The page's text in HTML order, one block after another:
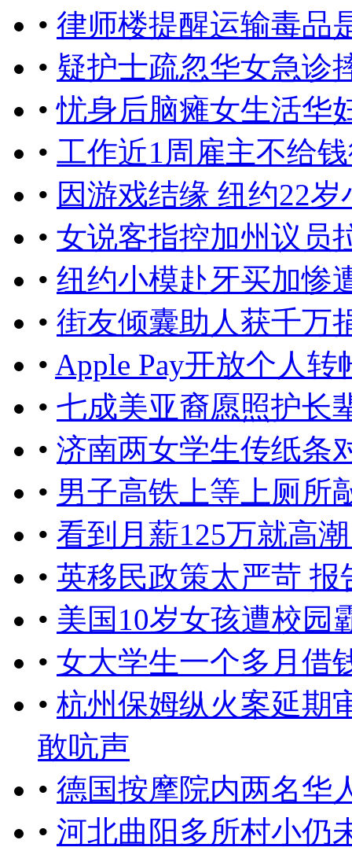
• 律师楼提醒运输毒品
• 疑护士疏忽华女急诊
•忧身后脑瘫女生活华
• 工作近1周雇主不给
• 因游戏结缘 纽约22
• 女说客指控加州议员
• 纽约小模赴牙买加
• 街友倾囊助人获千万
• Apple Pay开放个人
• 七成美亚裔愿照护长
• 济南两女学生传纸条
• 男子高铁上等上厕所
• 看到月薪125万就高
• 英移民政策太严苛
• 美国10岁女孩遭校园
• 女大学生一个多月借
• 杭州保姆纵火案延期
敢吭声
• 德国按摩院内两名华
• 河北曲阳多所村小仍